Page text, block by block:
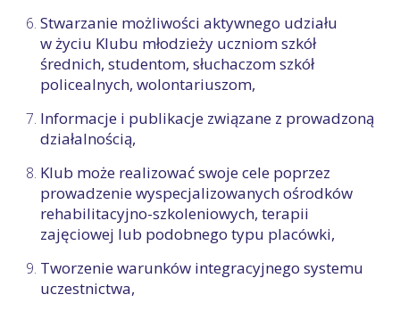
Stwarzanie możliwości aktywnego udziału
w życiu Klubu młodzieży uczniom szkół
średnich, studentom, słuchaczom szkół
policealnych, wolontariuszom,
Informacje i publikacje związane z prowadzoną
działalnością,
Klub może realizować swoje cele poprzez
prowadzenie wyspecjalizowanych ośrodków
rehabilitacyjno-szkoleniowych, terapii
zajęciowej lub podobnego typu placówki,
Tworzenie warunków integracyjnego systemu
uczestnictwa,